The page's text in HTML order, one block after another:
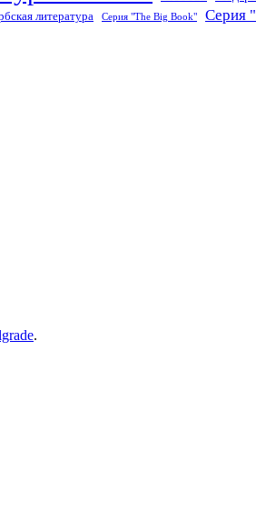
литература Серия "The Big Book" Серия
.